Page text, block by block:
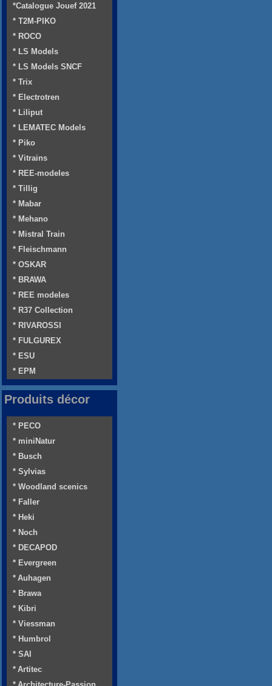
*Catalogue Jouef 2021
* T2M-PIKO
* ROCO
* LS Models
* LS Models SNCF
* Trix
* Electrotren
* Liliput
* LEMATEC Models
* Piko
* Vitrains
* REE-modeles
* Tillig
* Mabar
* Mehano
* Mistral Train
* Fleischmann
* OSKAR
* BRAWA
* REE modeles
* R37 Collection
* RIVAROSSI
* FULGUREX
* ESU
* EPM
Produits décor
* PECO
* miniNatur
* Busch
* Sylvias
* Woodland scenics
* Faller
* Heki
* Noch
* DECAPOD
* Evergreen
* Auhagen
* Brawa
* Kibri
* Viessman
* Humbrol
* SAI
* Artitec